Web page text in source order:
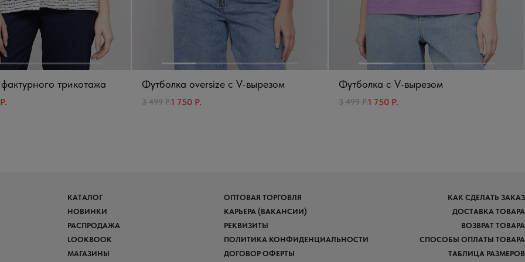
трикотажа Футболка oversize с V-вырезом
3 499 Р.1 750 Р.
Футболка с V-вырезом
3 499 Р.1 750 Р.
КАТАЛОГ
НОВИНКИ
РАСПРОДАЖА
LOOKBOOK
МАГАЗИНЫ
ОПТОВАЯ ТОРГОВЛЯ
КАРЬЕРА (ВАКАНСИИ)
РЕКВИЗИТЫ
ПОЛИТИКА КОНФИДЕНЦИАЛЬНОСТИ
ДОГОВОР ОФЕРТЫ
КАК СДЕЛАТЬ ЗАКАЗ
ДОСТАВКА ТОВАРА
ВОЗВРАТ ТОВАРА
СПОСОБЫ ОПЛАТЫ ТОВАРА
ТАБЛИЦА РАЗМЕРОВ